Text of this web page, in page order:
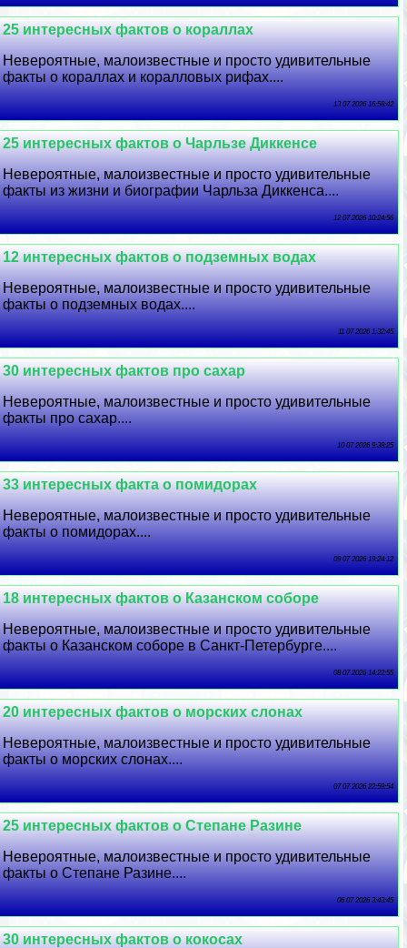
25 интересных фактов о кораллах
Невероятные, малоизвестные и просто удивительные
факты о кораллах и коралловых рифах....
13 07 2026 16:58:42
25 интересных фактов о Чарльзе Диккенсе
Невероятные, малоизвестные и просто удивительные
факты из жизни и биографии Чарльза Диккенса....
12 07 2026 10:24:56
12 интересных фактов о подземных водах
Невероятные, малоизвестные и просто удивительные
факты о подземных водах....
11 07 2026 1:32:45
30 интересных фактов про сахар
Невероятные, малоизвестные и просто удивительные
факты про сахар....
10 07 2026 9:38:25
33 интересных факта о помидорах
Невероятные, малоизвестные и просто удивительные
факты о помидорах....
09 07 2026 19:24:12
18 интересных фактов о Казанском соборе
Невероятные, малоизвестные и просто удивительные
факты о Казанском соборе в Санкт-Петербурге....
08 07 2026 14:22:55
20 интересных фактов о морских слонах
Невероятные, малоизвестные и просто удивительные
факты о морских слонах....
07 07 2026 22:59:54
25 интересных фактов о Степане Разине
Невероятные, малоизвестные и просто удивительные
факты о Степане Разине....
06 07 2026 3:43:45
30 интересных фактов о кокосах